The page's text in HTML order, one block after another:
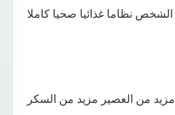
مزيد من العصير مزيد من السكر